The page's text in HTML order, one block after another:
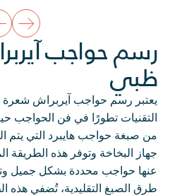
رسم حواجب
ظبي
يعتبر رسم حواجب آيربراش شعرة
التقنيات تطورًا في فن الحواجب
من صبغة حواجب هايبرد التي يتم
جهاز البخاخة وتوفر هذه الطريقة
عنها حواجب محددة بشكل جميل
طرق الصبغ التقليدية، تُضفي هذه